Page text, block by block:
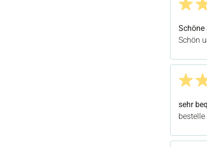
Schöne
Schön
sehr
bestelle